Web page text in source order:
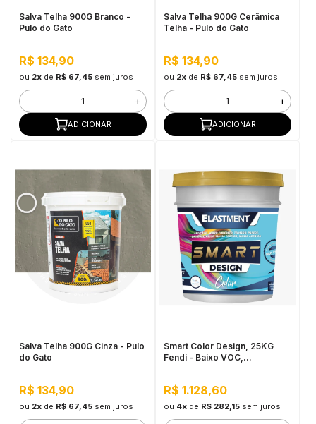
Salva Telha 900G Branco -
Pulo do Gato
R$ 134,90
ou 2xde R$ 67,45 sem juros
- +
ADICIONAR
Salva Telha 900G Cerâmica
Telha - Pulo do Gato
R$ 134,90
ou 2xde R$ 67,45 sem juros
- +
ADICIONAR
Salva Telha 900G Cinza - Pulo
do Gato
R$ 134,90
ou 2xde R$ 67,45 sem juros
Smart Color Design, 25KG
Fendi - Baixo VOC,
R$ 1.128,60
ou 4xde R$ 282,15 sem juros